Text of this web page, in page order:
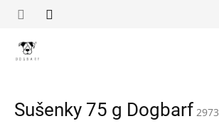
Sušenky 75 g Dogbarf 2973